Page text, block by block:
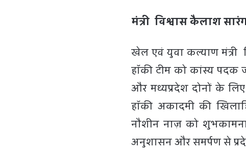
मंत्री विश्वास कैलाश
खेल एवं युवा कल्याण मंत्री
हॉकी टीम को कांस्य पदक
और मध्यप्रदेश दोनों के
हॉकी अकादमी की
नौशीन नाज़ को
अनुशासन और समर्पण से